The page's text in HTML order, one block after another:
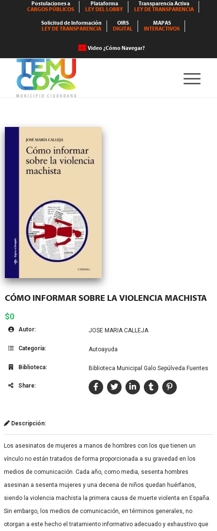
Postulaciones a
CARGOS PÚBLICOS
Plataforma
LEY DEL LOBBY
Transparencia Activa
LEY DE TRANSPARENCIA
Solicitud de Información
LEY DE TRANSPARENCIA
OIRS
DIGITAL
MAPAS
INTERACTIVOS
Video ¿Cómo Navegar?
CÓMO INFORMAR SOBRE LA VIOLENCIA MACHISTA
$0
Autor: JOSE MARIA CALLEJA
Categoría: Autoayuda
Biblioteca: Biblioteca Municipal Galo Sepúlveda Fuentes
Share:
Descripción:
Los asesinatos de mujeres a manos de hombres con los que tienen un
vínculo no están tratados de forma proporcionada a su gravedad en los
medios de comunicación. Cada año, como media, se­senta hombres
asesinan a sesenta mujeres y una decena de niños quedan huérfanos,
siendo la violencia machista la primera causa de muerte violenta en España.
Sin embargo, los medios de comunicación, en términos generales, no
otorgan a este hecho el tratamiento informativo adecuado y exhaustivo que